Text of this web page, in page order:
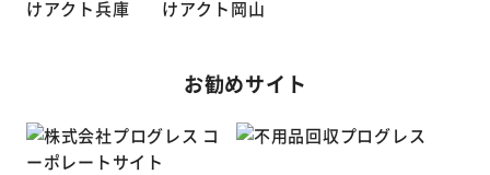
お勧めサイト